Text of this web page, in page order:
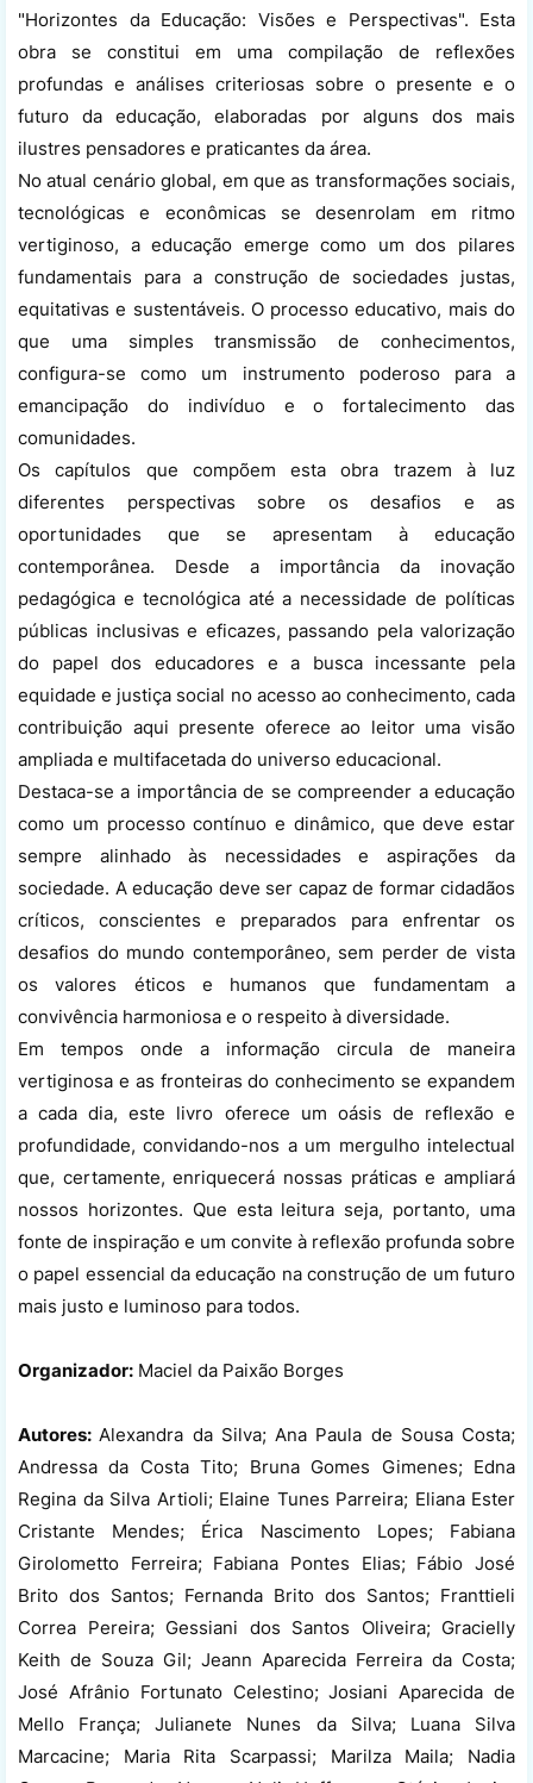
"Horizontes da Educação: Visões e Perspectivas". Esta
obra se constitui em uma compilação de reflexões
profundas e análises criteriosas sobre o presente e o
futuro da educação, elaboradas por alguns dos mais
ilustres pensadores e praticantes da área.
No atual cenário global, em que as transformações sociais,
tecnológicas e econômicas se desenrolam em ritmo
vertiginoso, a educação emerge como um dos pilares
fundamentais para a construção de sociedades justas,
equitativas e sustentáveis. O processo educativo, mais do
que uma simples transmissão de conhecimentos,
configura-se como um instrumento poderoso para a
emancipação do indivíduo e o fortalecimento das
comunidades.
Os capítulos que compõem esta obra trazem à luz
diferentes perspectivas sobre os desafios e as
oportunidades que se apresentam à educação
contemporânea. Desde a importância da inovação
pedagógica e tecnológica até a necessidade de políticas
públicas inclusivas e eficazes, passando pela valorização
do papel dos educadores e a busca incessante pela
equidade e justiça social no acesso ao conhecimento, cada
contribuição aqui presente oferece ao leitor uma visão
ampliada e multifacetada do universo educacional.
Destaca-se a importância de se compreender a educação
como um processo contínuo e dinâmico, que deve estar
sempre alinhado às necessidades e aspirações da
sociedade. A educação deve ser capaz de formar cidadãos
críticos, conscientes e preparados para enfrentar os
desafios do mundo contemporâneo, sem perder de vista
os valores éticos e humanos que fundamentam a
convivência harmoniosa e o respeito à diversidade.
Em tempos onde a informação circula de maneira
vertiginosa e as fronteiras do conhecimento se expandem
a cada dia, este livro oferece um oásis de reflexão e
profundidade, convidando-nos a um mergulho intelectual
que, certamente, enriquecerá nossas práticas e ampliará
nossos horizontes. Que esta leitura seja, portanto, uma
fonte de inspiração e um convite à reflexão profunda sobre
o papel essencial da educação na construção de um futuro
mais justo e luminoso para todos.
Organizador: Maciel da Paixão Borges
Autores:Alexandra da Silva; Ana Paula de Sousa Costa;
Andressa da Costa Tito; Bruna Gomes Gimenes; Edna
Regina da Silva Artioli; Elaine Tunes Parreira; Eliana Ester
Cristante Mendes; Érica Nascimento Lopes; Fabiana
Girolometto Ferreira; Fabiana Pontes Elias; Fábio José
Brito dos Santos; Fernanda Brito dos Santos; Franttieli
Correa Pereira; Gessiani dos Santos Oliveira; Gracielly
Keith de Souza Gil; Jeann Aparecida Ferreira da Costa;
José Afrânio Fortunato Celestino; Josiani Aparecida de
Mello França; Julianete Nunes da Silva; Luana Silva
Marcacine; Maria Rita Scarpassi; Marilza Maila; Nadia